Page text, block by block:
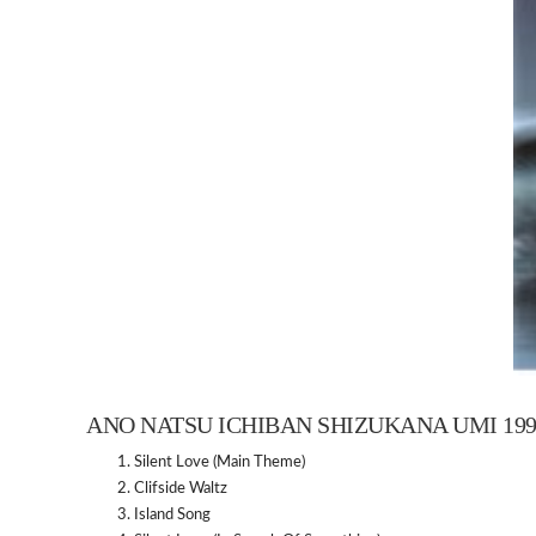
ANO NATSU ICHIBAN SHIZUKANA UMI
Silent Love (Main Theme)
Clifside Waltz
Island Song